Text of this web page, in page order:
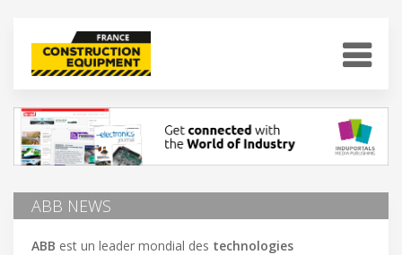
ABB NEWS
ABB est un leader mondial des technologies